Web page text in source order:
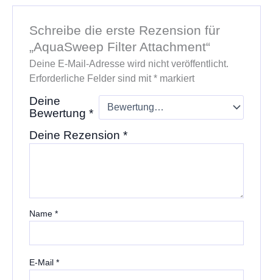
Schreibe die erste Rezension für
„AquaSweep Filter Attachment“
Deine E-Mail-Adresse wird nicht veröffentlicht.
Erforderliche Felder sind mit*markiert
Deine
Bewertung *
Deine Rezension *
Name *
E-Mail *